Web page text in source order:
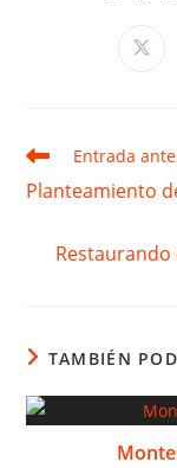
Se
Leer
más
artículos
Entrada
Planteamiento
TAMBIÉN